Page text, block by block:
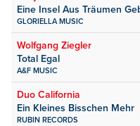
Eine Insel Aus Träumen
GLORIELLA MUSIC
Wolfgang Ziegler
Total Egal
A&F MUSIC
Duo California
Ein Kleines Bisschen Mehr
RUBIN RECORDS